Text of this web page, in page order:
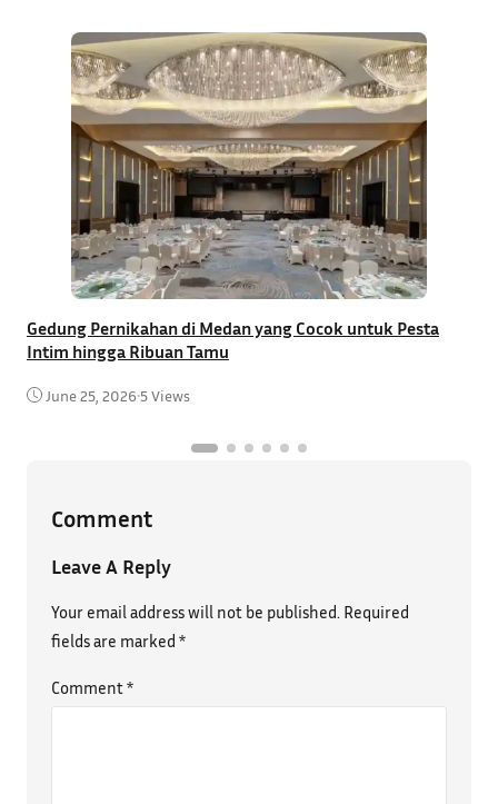
Gedung Pernikahan di Medan yang Cocok untuk Pesta
Intim hingga Ribuan Tamu
June 25, 2026•5 Views
Comment
Leave A Reply
Your email address will not be published. Required
fields are marked *
Comment*